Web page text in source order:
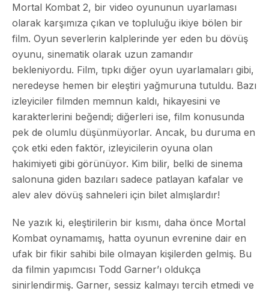
Mortal Kombat 2, bir video oyununun uyarlaması
olarak karşımıza çıkan ve topluluğu ikiye bölen bir
film. Oyun severlerin kalplerinde yer eden bu dövüş
oyunu, sinematik olarak uzun zamandır
bekleniyordu. Film, tıpkı diğer oyun uyarlamaları gibi,
neredeyse hemen bir eleştiri yağmuruna tutuldu. Bazı
izleyiciler filmden memnun kaldı, hikayesini ve
karakterlerini beğendi; diğerleri ise, film konusunda
pek de olumlu düşünmüyorlar. Ancak, bu duruma en
çok etki eden faktör, izleyicilerin oyuna olan
hakimiyeti gibi görünüyor. Kim bilir, belki de sinema
salonuna giden bazıları sadece patlayan kafalar ve
alev alev dövüş sahneleri için bilet almışlardır!
Ne yazık ki, eleştirilerin bir kısmı, daha önce Mortal
Kombat oynamamış, hatta oyunun evrenine dair en
ufak bir fikir sahibi bile olmayan kişilerden gelmiş. Bu
da filmin yapımcısı Todd Garner’ı oldukça
sinirlendirmiş. Garner, sessiz kalmayı tercih etmedi ve